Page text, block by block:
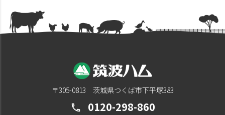
〒305-0813 茨城県つくば市下平塚383
call 0120-298-860